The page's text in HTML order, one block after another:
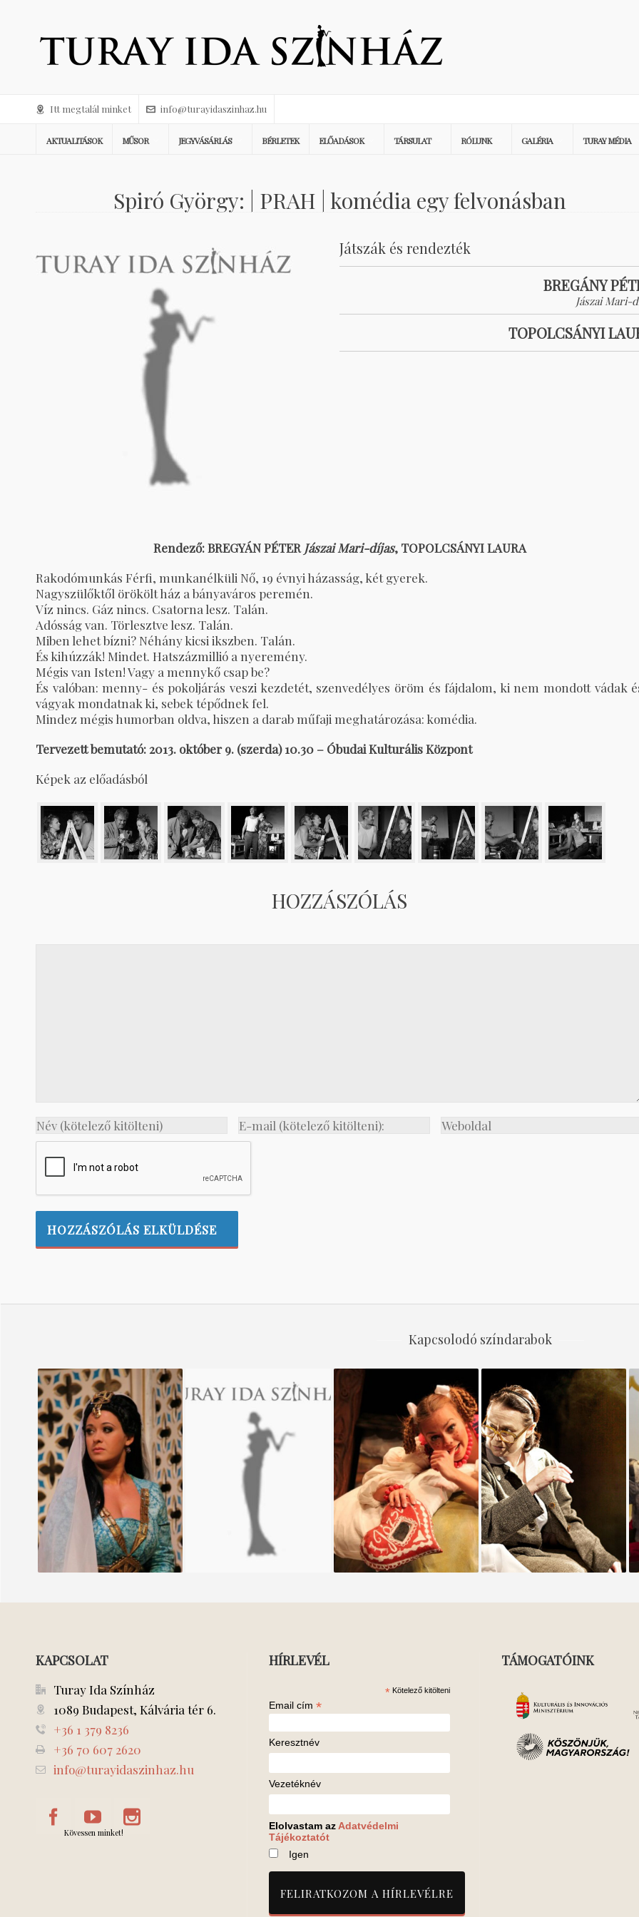
Itt megtalál minket info@turayidaszinhaz.hu
AKTUALITÁSOK MŰSOR JEGYVÁSÁRLÁS BÉRLETEK ELŐADÁSOK TÁRSULAT RÓLUNK GALÉRIA TURAY MÉDIA
Spiró György: | PRAH | komédia egy felvonásban
Játszák és rendezték
BREGÁNY
Jászai Mari-
TOPOLCSÁNYI
Rendező: BREGYÁN PÉTER Jászai Mari-díjas, TOPOLCSÁNYI LAURA
Rakodómunkás Férfi, munkanélküli Nő, 19 évnyi házasság, két gyerek.
Nagyszülőktől örökölt ház a bányaváros peremén.
Víz nincs. Gáz nincs. Csatorna lesz. Talán.
Adósság van. Törlesztve lesz. Talán.
Miben lehet bízni? Néhány kicsi ikszben. Talán.
És kihúzzák! Mindet. Hatszázmillió a nyeremény.
Mégis van Isten! Vagy a mennykő csap be?
És valóban: menny- és pokoljárás veszi kezdetét, szenvedélyes öröm és fájdalom, ki nem mondott vádak
vágyak mondatnak ki, sebek tépődnek fel.
Mindez mégis humorban oldva, hiszen a darab műfaji meghatározása: komédia.
Tervezett bemutató: 2013. október 9. (szerda) 10.30 – Óbudai Kulturális Központ
Képek az előadásból
HOZZÁSZÓLÁS
Kapcsolodó színdarabok
GÜL BABA NŐK, ÁLMOK, SORSOK A RÁTÓTI CSIKÓTOJÁS CSILLAGOK KÖZÖTT
KAPCSOLAT
Turay Ida Színház
1089 Budapest, Kálvária tér 6.
+36 1 379 8236
+36 70 607 2620
info@turayidaszinhaz.hu
Kövessen minket!
HÍRLEVÉL
* Kötelező kitölteni
Email cím *
Keresztnév
Vezetéknév
Elolvastam az Adatvédelmi
Tájékoztatót
Igen
TÁMOGATÓINK